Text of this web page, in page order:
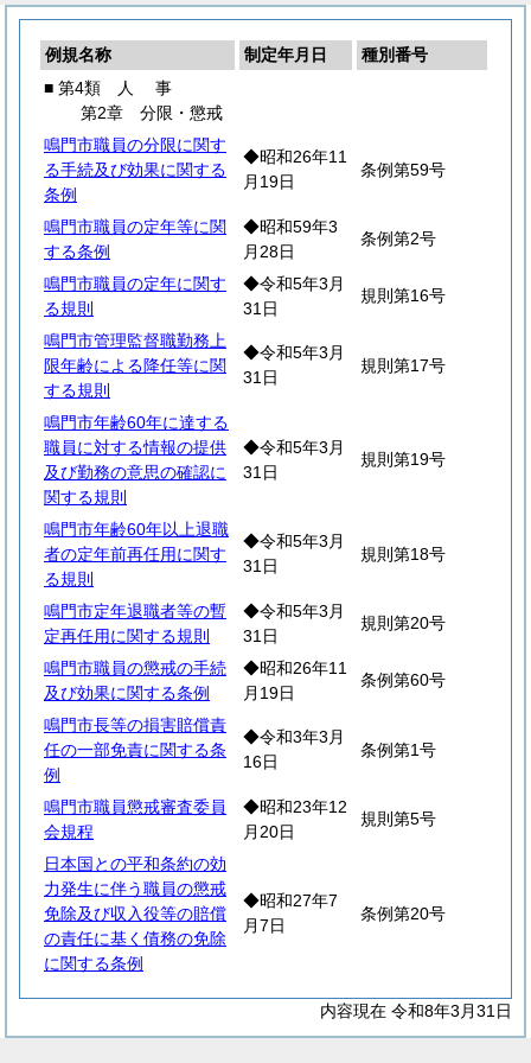
例規名称 制定年月日
種別番号
■ 第4類
人 事
第2章 分限・懲戒
鳴門市職員の分限に関す
る手続及び効果に関する
条例
◆昭和26年11
月19日
条例第59号
鳴門市職員の定年等に関
する条例
◆昭和59年3
月28日
条例第2号
鳴門市職員の定年に関す
る規則
◆令和5年3月
31日
規則第16号
鳴門市管理監督職勤務上
限年齢による降任等に関
する規則
◆令和5年3月
31日
規則第17号
鳴門市年齢60年に達する
職員に対する情報の提供
及び勤務の意思の確認に
関する規則
◆令和5年3月
31日
規則第19号
鳴門市年齢60年以上退職
者の定年前再任用に関す
る規則
◆令和5年3月
31日
規則第18号
鳴門市定年退職者等の暫
定再任用に関する規則
◆令和5年3月
31日
規則第20号
鳴門市職員の懲戒の手続
及び効果に関する条例
◆昭和26年11
月19日
条例第60号
鳴門市長等の損害賠償責
任の一部免責に関する条
例
◆令和3年3月
16日
条例第1号
鳴門市職員懲戒審査委員
会規程
◆昭和23年12
月20日
規則第5号
日本国との平和条約の効
力発生に伴う職員の懲戒
免除及び収入役等の賠償
の責任に基く債務の免除
に関する条例
◆昭和27年7
月7日
条例第20号
内容現在 令和8年3月31日